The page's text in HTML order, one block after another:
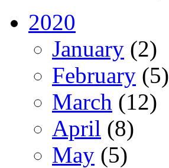
2020
January (2)
February (5)
March (12)
April (8)
May (5)